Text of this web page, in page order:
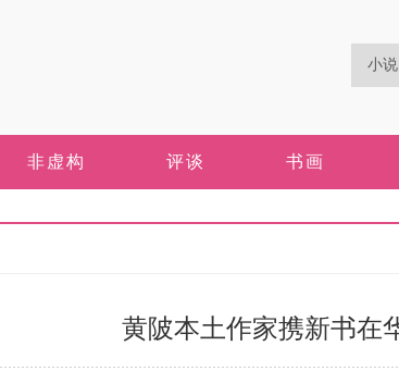
非虚构 评谈 书画
黄陂本土作家携新书在